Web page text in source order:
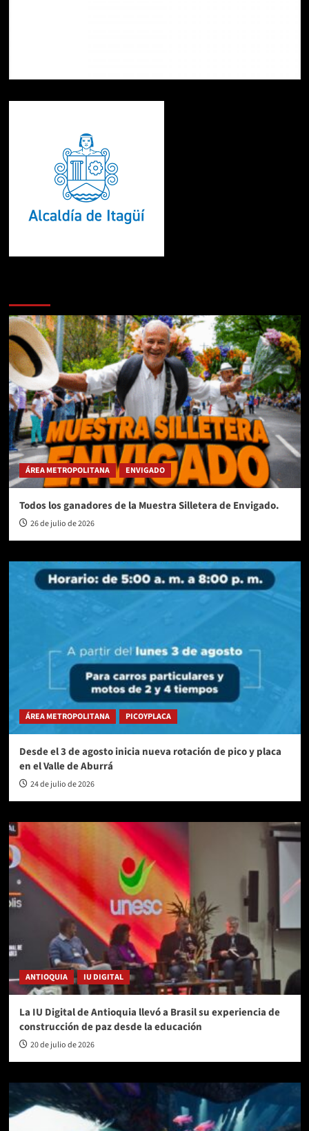
ÁREA METROPOLITANA ENVIGADO
Todos los ganadores de la Muestra Silletera de Envigado.
26 de julio de 2026
ÁREA METROPOLITANA PICOYPLACA
Desde el 3 de agosto inicia nueva rotación de pico y placa
en el Valle de Aburrá
24 de julio de 2026
ANTIOQUIA IU DIGITAL
La IU Digital de Antioquia llevó a Brasil su experiencia de
construcción de paz desde la educación
20 de julio de 2026